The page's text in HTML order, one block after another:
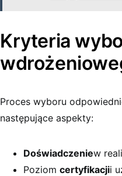
Kryteria
Proces wyboru
następujące aspekty:
Doświadczeniew
Poziom certyfikacjii